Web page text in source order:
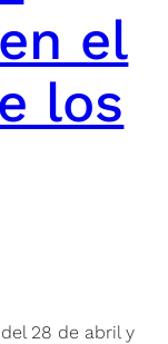
el
los
28 de abril y